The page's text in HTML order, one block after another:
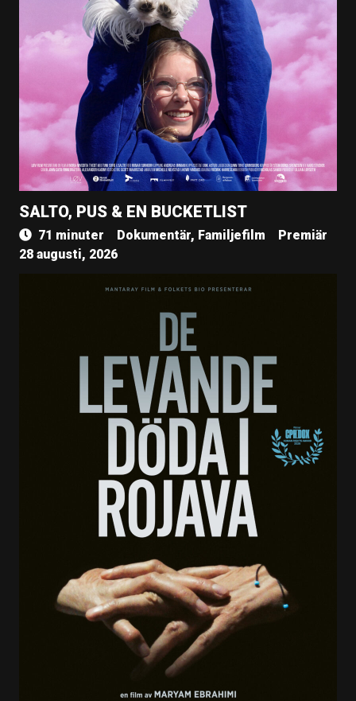
SALTO, PUS & EN BUCKETLIST
71 minuter Dokumentär, Familjefilm
Premiär
28 augusti, 2026